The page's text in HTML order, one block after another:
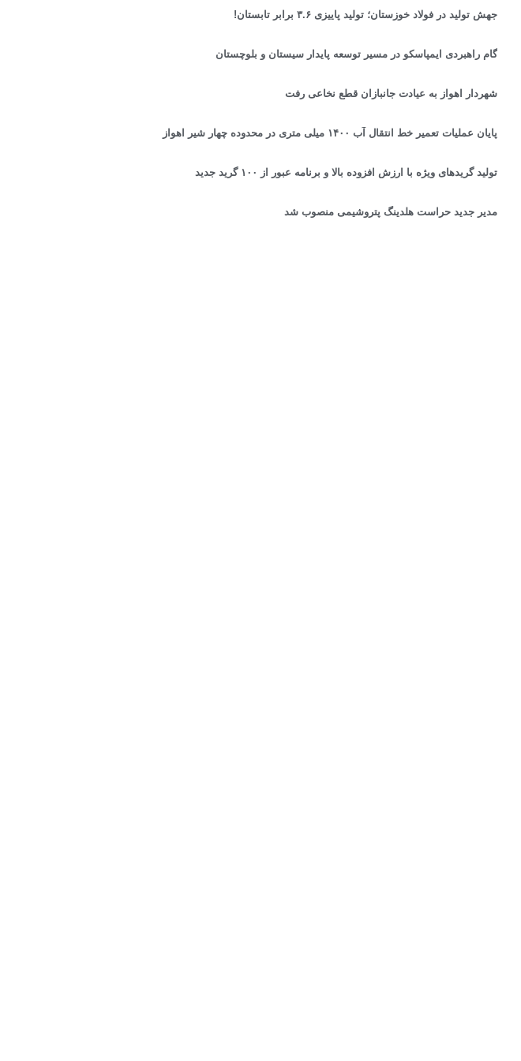
جهش تولید در فولاد خوزستان؛ تولید پاییزی ۳.۶ برابر تابستان!
گام راهبردی ایمپاسکو در مسیر توسعه پایدار سیستان و بلوچستان
شهردار اهواز به عیادت جانبازان قطع نخاعی رفت
پایان عملیات تعمیر خط انتقال آب ۱۴۰۰ میلی متری در محدوده چهار شیر اهواز
تولید گریدهای ویژه با ارزش افزوده بالا و برنامه عبور از ۱۰۰ گرید جدید
مدیر جدید حراست هلدینگ پتروشیمی منصوب شد